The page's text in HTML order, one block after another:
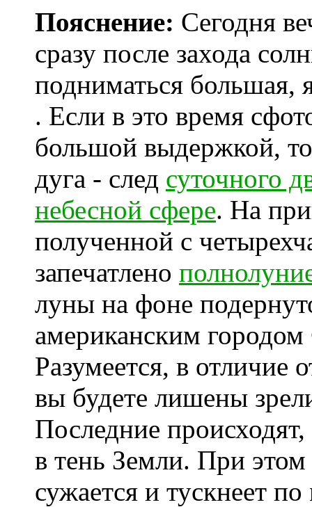
Пояснение: Сегодня
сразу после захода
подниматься большая,
. Если в это время
большой выдержкой,
дуга - след суточного
небесной сфере. На
полученной с
запечатлено
луны на фоне
американским
Разумеется, в отличие
вы будете лишены
Последние
в тень Земли. При
сужается и тускнеет